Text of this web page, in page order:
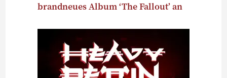
brandneues Album ‘The Fallout’ an